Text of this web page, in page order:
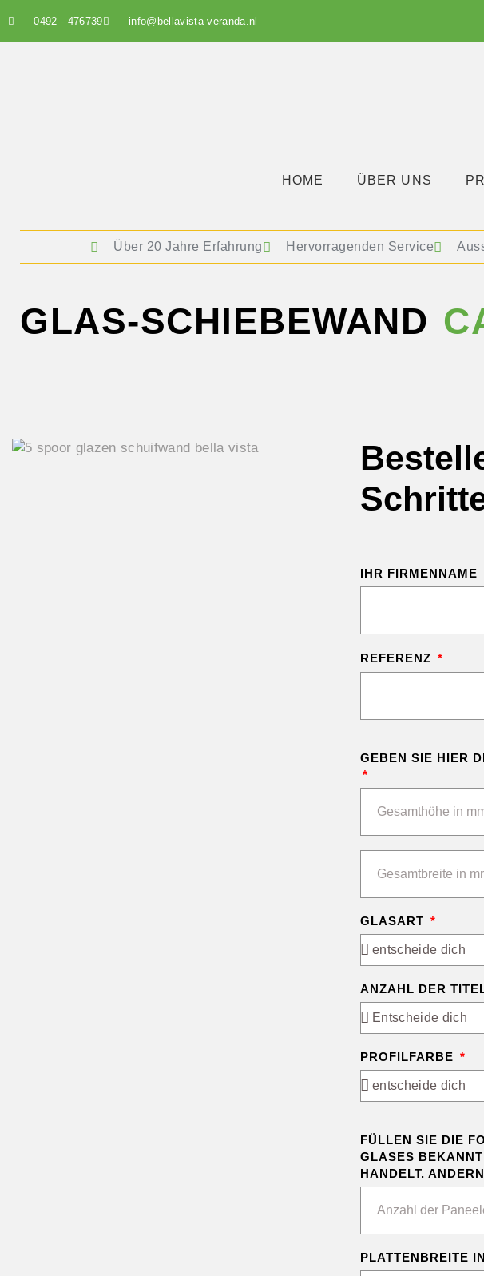
0492 - 476739 info@bellavista-veranda.nl
HOME ÜBER UNS
Über 20 Jahre Erfahrung Hervorragenden Service
GLAS-SCHIEBEWAND
IHR FIRMENNAME
REFERENZ
GEBEN SIE HIER
GLASART
ANZAHL DER
PROFILFARBE
FÜLLEN SIE DIE
GLASES
HANDELT.
PLATTENBREITE